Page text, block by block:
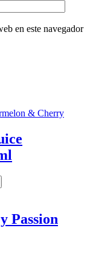
en este navegador
Passion